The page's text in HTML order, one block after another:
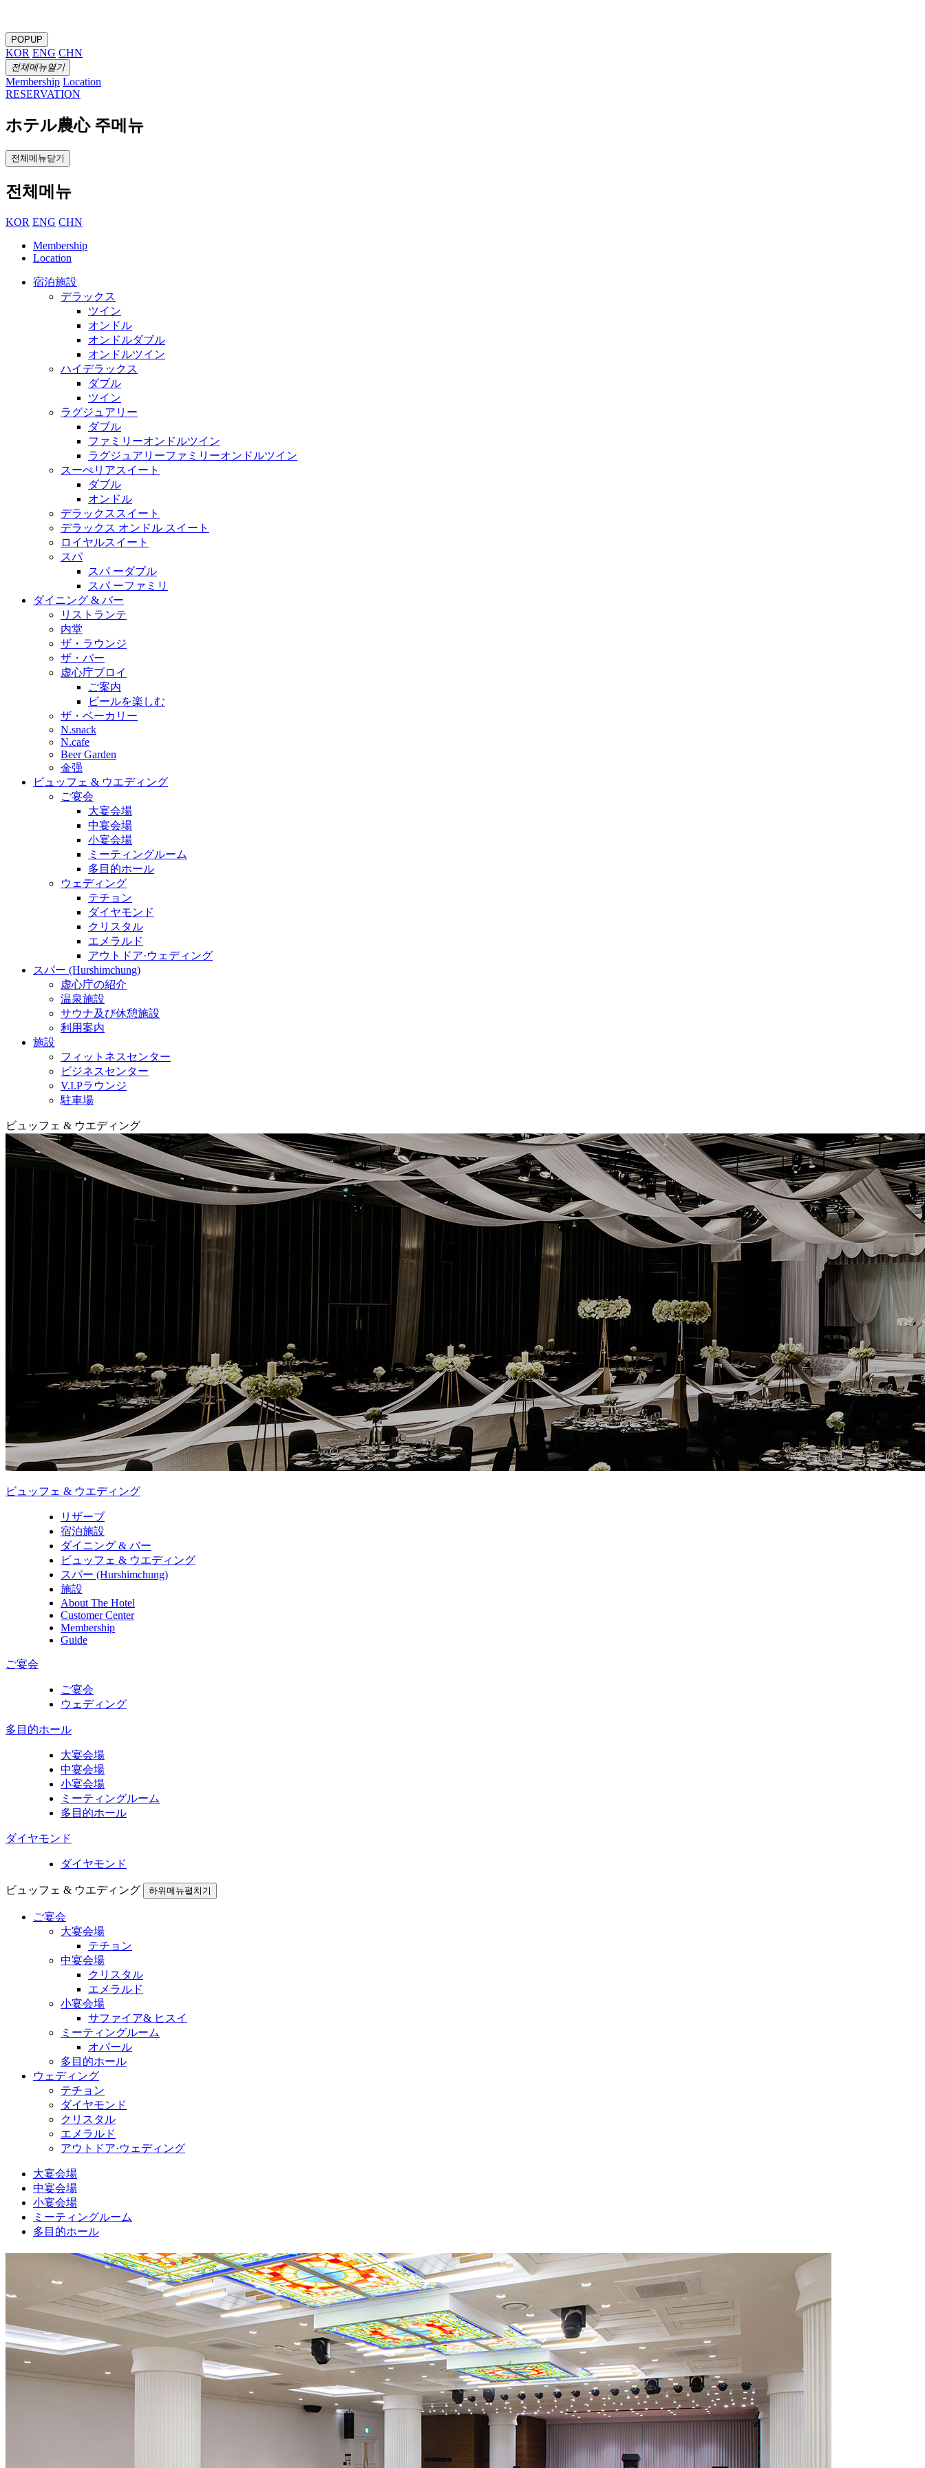
POPUP
KOR ENG CHN
전체메뉴열기
Membership Location
RESERVATION
ホテル農心 주메뉴
전체메뉴닫기
전체메뉴
KOR ENG CHN
Membership
Location
宿泊施設
デラックス
ツイン
オンドル
オンドルダブル
オンドルツイン
ハイデラックス
ダブル
ツイン
ラグジュアリー
ダブル
ファミリーオンドルツイン
ラグジュアリーファミリーオンドルツイン
スーぺリアスイート
ダブル
オンドル
デラックススイート
デラックス オンドル スイート
ロイヤルスイート
スパ
スパ ーダブル
スパ ーファミリ
ダイニング & バー
リストランテ
内堂
ザ・ラウンジ
ザ・バー
虚心庁ブロイ
ご案内
ビールを楽しむ
ザ・ベーカリー
N.snack
N.cafe
Beer Garden
金强
ビュッフェ & ウエディング
ご宴会
大宴会場
中宴会場
小宴会場
ミーティングルーム
多目的ホール
ウェディング
テチョン
ダイヤモンド
クリスタル
エメラルド
アウトドア·ウェディング
スパー (Hurshimchung)
虚心庁の紹介
温泉施設
サウナ及び休憩施設
利用案内
施設
フィットネスセンター
ビジネスセンター
V.I.Pラウンジ
駐車場
ビュッフェ & ウエディング
ビュッフェ & ウエディング
リザーブ
宿泊施設
ダイニング & バー
ビュッフェ & ウエディング
スパー (Hurshimchung)
施設
About The Hotel
Customer Center
Membership
Guide
ご宴会
ご宴会
ウェディング
多目的ホール
大宴会場
中宴会場
小宴会場
ミーティングルーム
多目的ホール
ダイヤモンド
ダイヤモンド
ビュッフェ & ウエディング 하위메뉴펼치기
ご宴会
大宴会場
テチョン
中宴会場
クリスタル
エメラルド
小宴会場
サファイア& ヒスイ
ミーティングルーム
オパール
多目的ホール
ウェディング
テチョン
ダイヤモンド
クリスタル
エメラルド
アウトドア·ウェディング
大宴会場
中宴会場
小宴会場
ミーティングルーム
多目的ホール